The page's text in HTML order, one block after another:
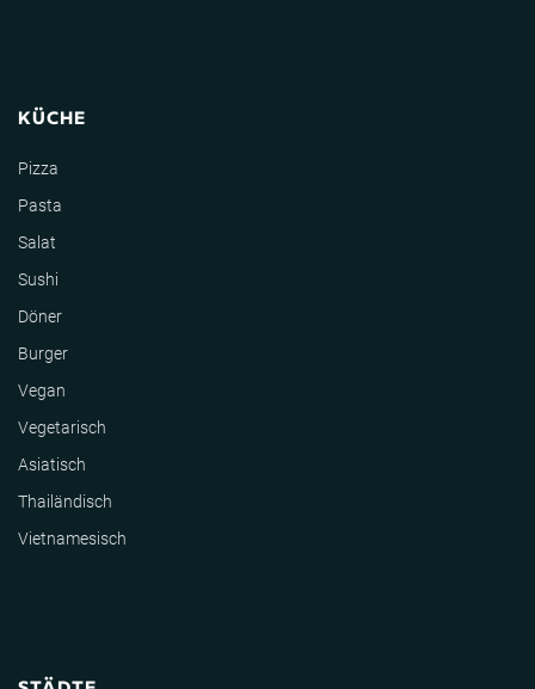
KÜCHE
Pizza
Pasta
Salat
Sushi
Döner
Burger
Vegan
Vegetarisch
Asiatisch
Thailändisch
Vietnamesisch